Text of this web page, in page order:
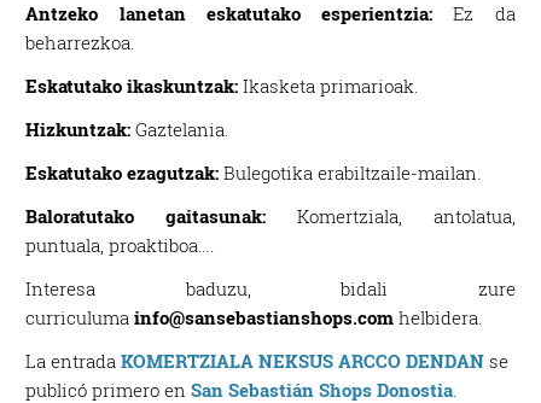
Antzeko lanetan eskatutako esperientzia:Ez da
beharrezkoa.
Eskatutako ikaskuntzak: Ikasketa primarioak.
Hizkuntzak:Gaztelania.
Eskatutako ezagutzak: Bulegotika erabiltzaile-mailan.
Baloratutako gaitasunak: Komertziala, antolatua,
puntuala, proaktiboa….
Interesa baduzu, bidali zure
curriculumainfo@sansebastianshops.com helbidera.
La entradaKOMERTZIALA NEKSUS ARCCO DENDAN se
publicó primero enSan Sebastián Shops Donostia.